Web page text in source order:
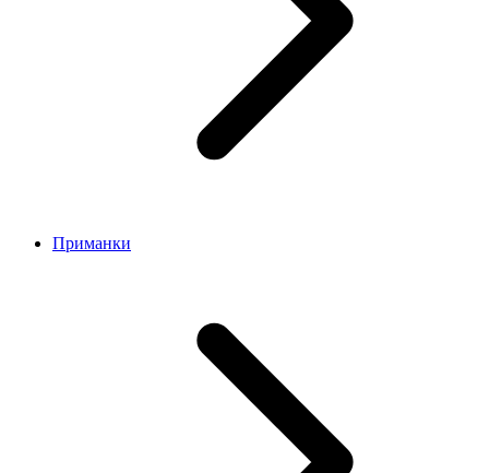
Приманки